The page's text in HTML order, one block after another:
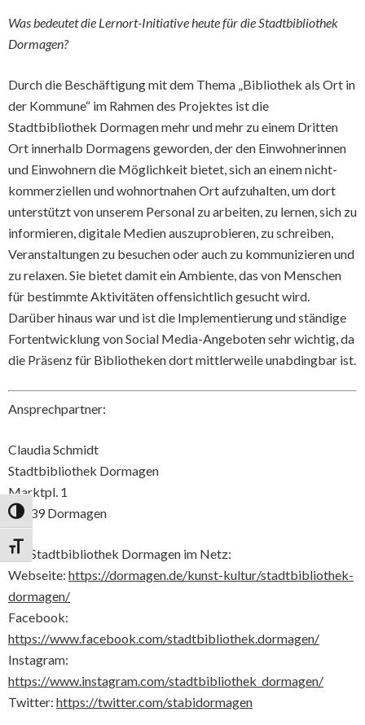
Umschalten auf hohe Kontraste
Schrift vergrößern
Was bedeutet die Lernort-Initiative heute für die Stadtbibliothek
Dormagen?
Durch die Beschäftigung mit dem Thema „Bibliothek als Ort in
der Kommune“ im Rahmen des Projektes ist die
Stadtbibliothek Dormagen mehr und mehr zu einem Dritten
Ort innerhalb Dormagens geworden, der den Einwohnerinnen
und Einwohnern die Möglichkeit bietet, sich an einem nicht-
kommerziellen und wohnortnahen Ort aufzuhalten, um dort
unterstützt von unserem Personal zu arbeiten, zu lernen, sich zu
informieren, digitale Medien auszuprobieren, zu schreiben,
Veranstaltungen zu besuchen oder auch zu kommunizieren und
zu relaxen. Sie bietet damit ein Ambiente, das von Menschen
für bestimmte Aktivitäten offensichtlich gesucht wird.
Darüber hinaus war und ist die Implementierung und ständige
Fortentwicklung von Social Media-Angeboten sehr wichtig, da
die Präsenz für Bibliotheken dort mittlerweile unabdingbar ist.
Ansprechpartner:
Claudia Schmidt
Stadtbibliothek Dormagen
Marktpl. 1
41539 Dormagen
Die Stadtbibliothek Dormagen im Netz:
Webseite: https://dormagen.de/kunst-kultur/stadtbibliothek-
dormagen/
Facebook:
https://www.facebook.com/stadtbibliothek.dormagen/
Instagram:
https://www.instagram.com/stadtbibliothek_dormagen/
Twitter: https://twitter.com/stabidormagen